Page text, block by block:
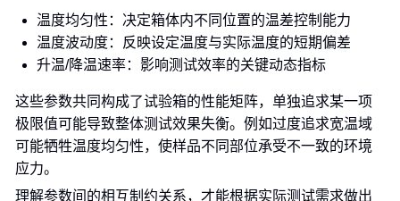
温度均匀性：决定箱体内不同位置的温差控制能力
温度波动度：反映设定温度与实际温度的短期偏差
升温/降温速率：影响测试效率的关键动态指标
这些参数共同构成了试验箱的性能矩阵，单独追求某一项
极限值可能导致整体测试效果失衡。例如过度追求宽温域
可能牺牲温度均匀性，使样品不同部位承受不一致的环境
应力。
理解参数间的相互制约关系，才能根据实际测试需求做出